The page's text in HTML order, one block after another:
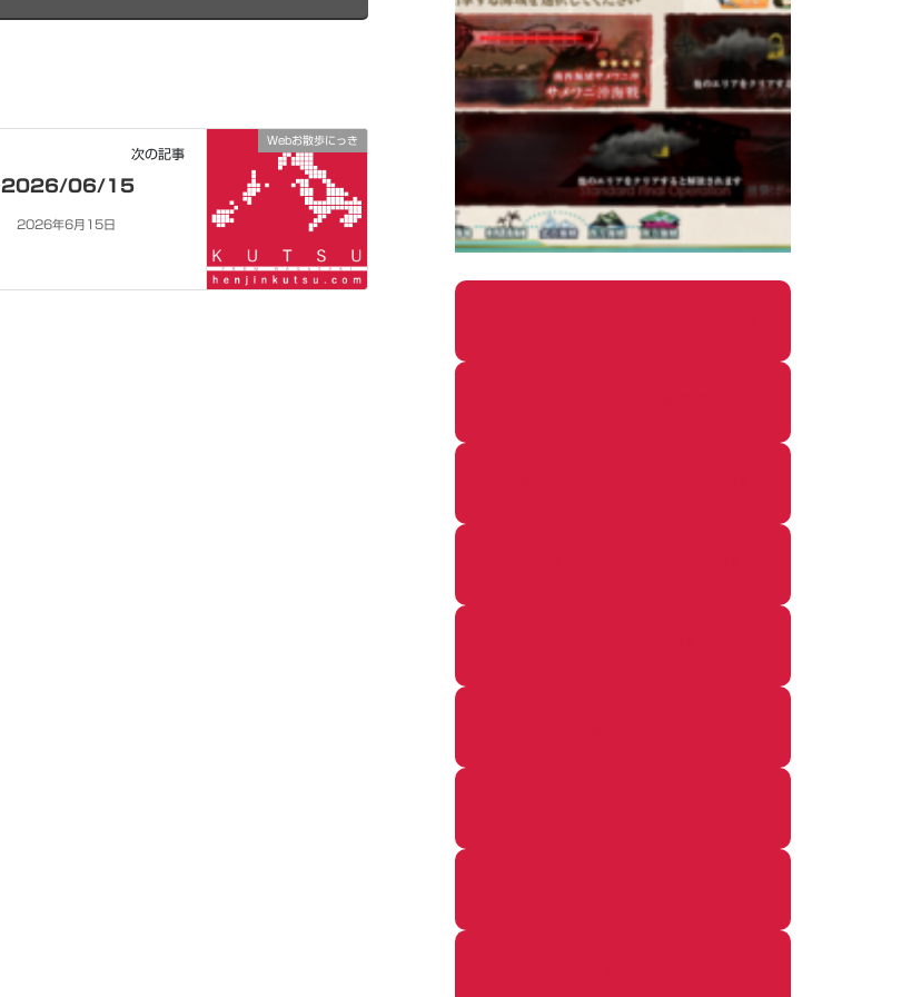
Webお散歩にっき
次の記事
2026/06/15
2026年6月15日